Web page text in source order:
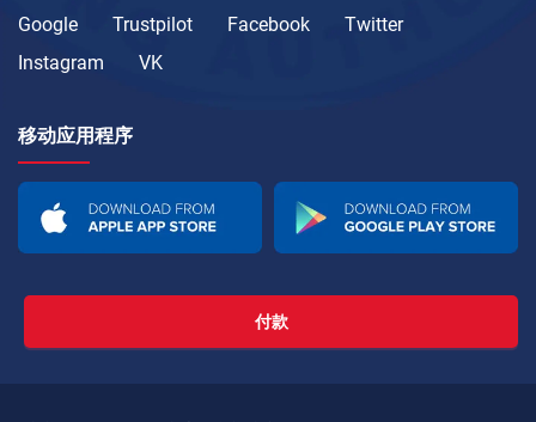
Google Trustpilot Facebook
Twitter
Instagram
VK
移动应用程序
付款